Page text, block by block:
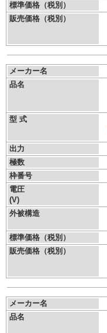
標準価格（税別）
販売価格（税別）
メーカー名
品名
型 式
出力
極数
枠番号
電圧
(V)
外被構造
標準価格（税別）
販売価格（税別）
メーカー名
品名